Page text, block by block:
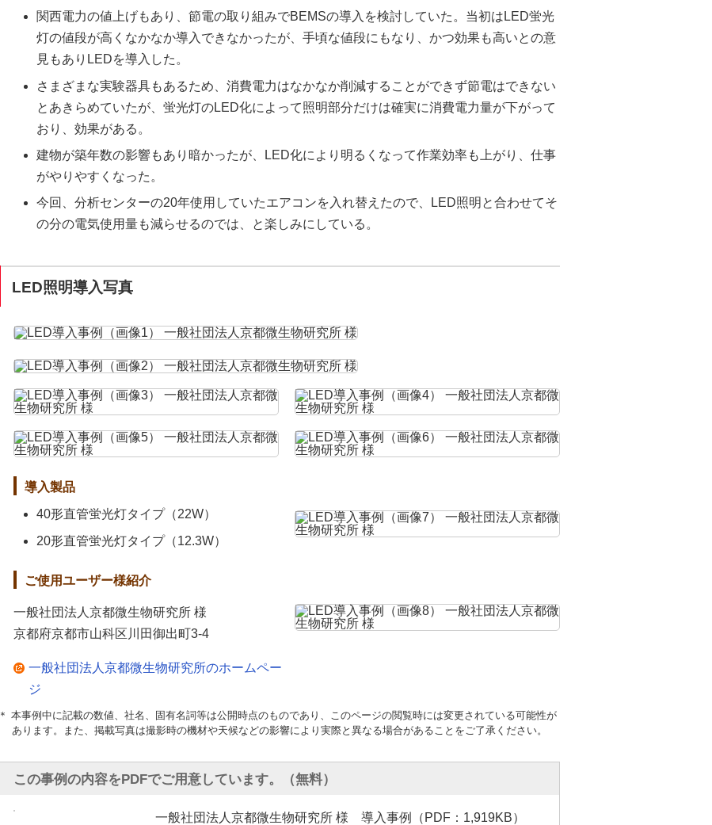
関西電力の値上げもあり、節電の取り組みでBEMSの導入を検討していた。当初はLED蛍光
灯の値段が高くなかなか導入できなかったが、手頃な値段にもなり、かつ効果も高いとの意
見もありLEDを導入した。
さまざまな実験器具もあるため、消費電力はなかなか削減することができず節電はできない
とあきらめていたが、蛍光灯のLED化によって照明部分だけは確実に消費電力量が下がって
おり、効果がある。
建物が築年数の影響もあり暗かったが、LED化により明るくなって作業効率も上がり、仕事
がやりやすくなった。
今回、分析センターの20年使用していたエアコンを入れ替えたので、LED照明と合わせてそ
の分の電気使用量も減らせるのでは、と楽しみにしている。
LED照明導入写真
導入製品
40形直管蛍光灯タイプ（22W）
20形直管蛍光灯タイプ（12.3W）
ご使用ユーザー様紹介
一般社団法人京都微生物研究所 様
京都府京都市山科区川田御出町3-4
一般社団法人京都微生物研究所のホームペー
ジ
＊ 本事例中に記載の数値、社名、固有名詞等は公開時点のものであり、このページの閲覧時には変更されている可能性が
あります。また、掲載写真は撮影時の機材や天候などの影響により実際と異なる場合があることをご了承ください。
この事例の内容をPDFでご用意しています。（無料）
一般社団法人京都微生物研究所 様 導入事例（PDF：1,919KB）